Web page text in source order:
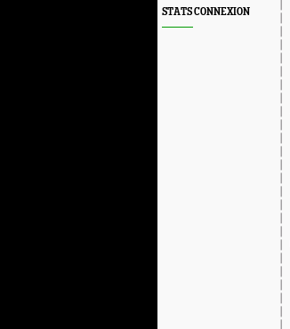
STATS CONNEXION